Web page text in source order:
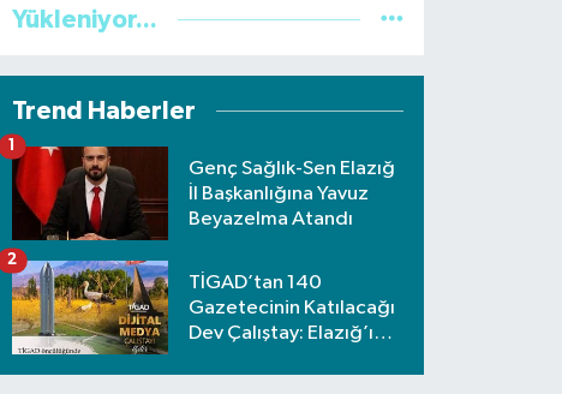
Yükleniyor...
Trend Haberler
Genç Sağlık-Sen Elazığ
İl Başkanlığına Yavuz
Beyazelma Atandı
1
TİGAD’tan 140
Gazetecinin Katılacağı
Dev Çalıştay: Elazığ’ı
2